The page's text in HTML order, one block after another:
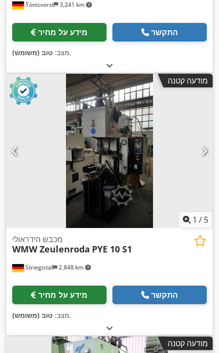
Tönisvorst 3,241 km
מידע על מחיר התקשר
מצב: טוב (משומש) ,
מודעה קטנה
1 / 5
Striegistal 2,848 km
מכבש הידראולי
WMW Zeulenroda PYE 10 S1
מידע על מחיר התקשר
מצב: טוב (משומש) ,
מודעה קטנה